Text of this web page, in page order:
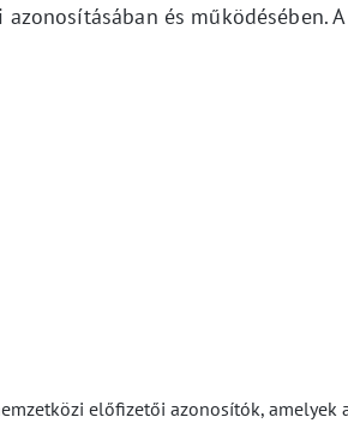
és működésében.
előfizetői azonosítók,